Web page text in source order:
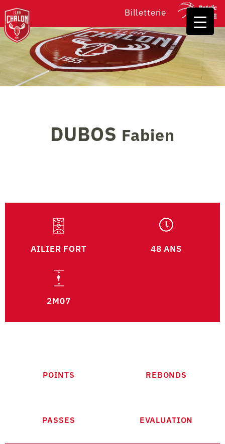
Billetterie
DUBOS Fabien
AILIER FORT 48 ANS
2M07
POINTS REBONDS
PASSES EVALUATION